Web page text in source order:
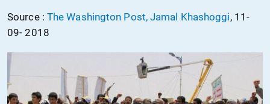
Source : The Washington Post, Jamal Khashoggi, 11-
09- 2018